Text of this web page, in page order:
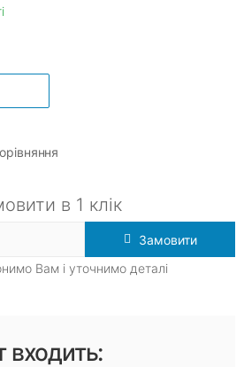
в 1 клік
Замовити
Вам і уточнимо деталі
входить: